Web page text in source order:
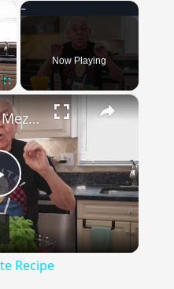
Now Playing
×
Spaghetti alla Mezzanotte Recipe
Recipe